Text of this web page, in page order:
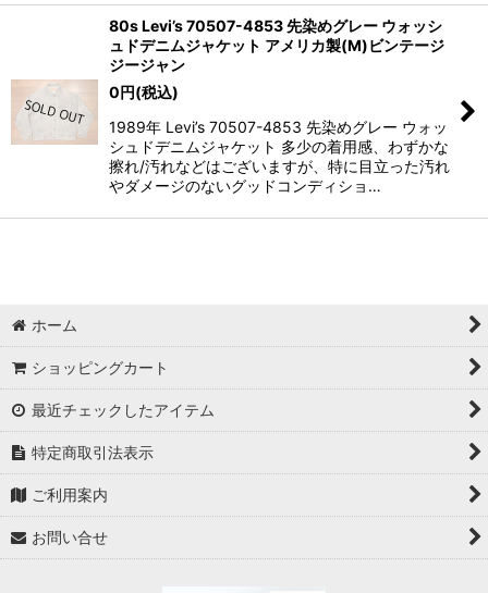
80s Levi’s 70507-4853 先染めグレー ウォッシ
ュドデニムジャケット アメリカ製(M)ビンテージ
ジージャン
0円(税込)
1989年 Levi’s 70507-4853 先染めグレー ウォッ
シュドデニムジャケット 多少の着用感、わずかな
擦れ/汚れなどはございますが、特に目立った汚れ
やダメージのないグッドコンディショ…
ホーム
ショッピングカート
最近チェックしたアイテム
特定商取引法表示
ご利用案内
お問い合せ